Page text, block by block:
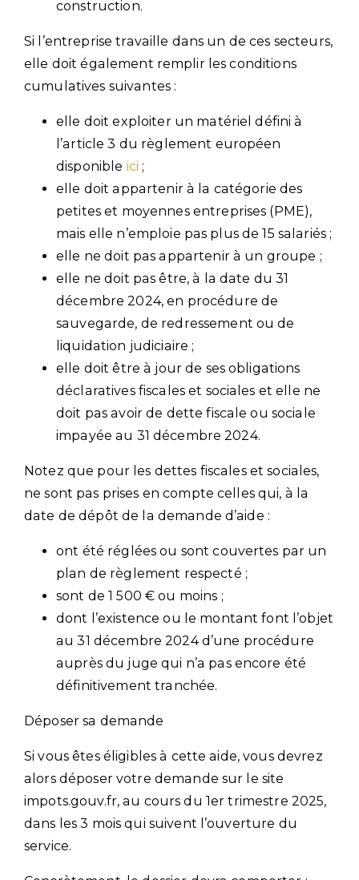
construction.
Si l’entreprise travaille dans un de ces secteurs,
elle doit également remplir les conditions
cumulatives suivantes :
elle doit exploiter un matériel défini à
l’article 3 du règlement européen
disponible ici ;
elle doit appartenir à la catégorie des
petites et moyennes entreprises (PME),
mais elle n’emploie pas plus de 15 salariés ;
elle ne doit pas appartenir à un groupe ;
elle ne doit pas être, à la date du 31
décembre 2024, en procédure de
sauvegarde, de redressement ou de
liquidation judiciaire ;
elle doit être à jour de ses obligations
déclaratives fiscales et sociales et elle ne
doit pas avoir de dette fiscale ou sociale
impayée au 31 décembre 2024.
Notez que pour les dettes fiscales et sociales,
ne sont pas prises en compte celles qui, à la
date de dépôt de la demande d’aide :
ont été réglées ou sont couvertes par un
plan de règlement respecté ;
sont de 1 500 € ou moins ;
dont l’existence ou le montant font l’objet
au 31 décembre 2024 d’une procédure
auprès du juge qui n’a pas encore été
définitivement tranchée.
Déposer sa demande
Si vous êtes éligibles à cette aide, vous devrez
alors déposer votre demande sur le site
impots.gouv.fr, au cours du 1er trimestre 2025,
dans les 3 mois qui suivent l’ouverture du
service.